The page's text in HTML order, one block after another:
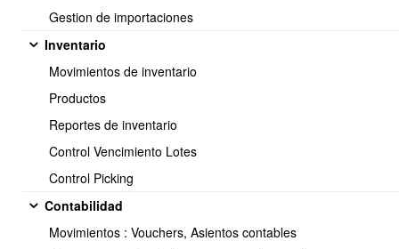
Gestion de importaciones
Inventario
Movimientos de inventario
Productos
Reportes de inventario
Control Vencimiento Lotes
Control Picking
Contabilidad
Movimientos : Vouchers, Asientos contables
Formato de envío
La API recibe los datos en formato JSON.
Content-Type: application/json